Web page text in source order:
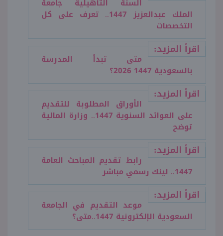
السنة التأهيلية جامعة
الملك عبدالعزيز 1447.. تعرف على كل
التخصصات
اقرأ المزيد:
متى تبدأ المدرسة
بالسعودية 1447 2026؟
اقرأ المزيد:
الأوراق المطلوبة للتقديم
على العوائد السنوية 1447.. وزارة المالية
توضح
اقرأ المزيد:
رابط تقديم المباحث العامة
1447.. لينك رسمي مباشر
اقرأ المزيد:
موعد التقديم في الجامعة
السعودية الإلكترونية 1447..متى؟